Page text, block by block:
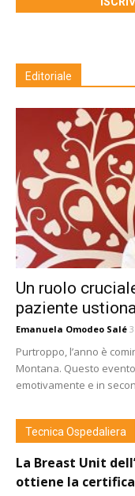
Editoriale
Un ruolo
paziente
Emanuela Omodeo Salé
Purtroppo, l’anno è
Montana. Questo
emotivamente e in
Tecnica Ospedaliera
La Breast Unit
ottiene la